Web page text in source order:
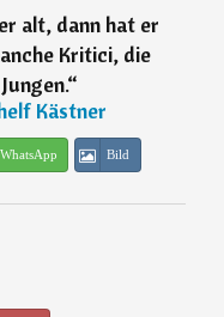
alt, dann hat er
Kritici, die
“
Kästner
WhatsApp Bild